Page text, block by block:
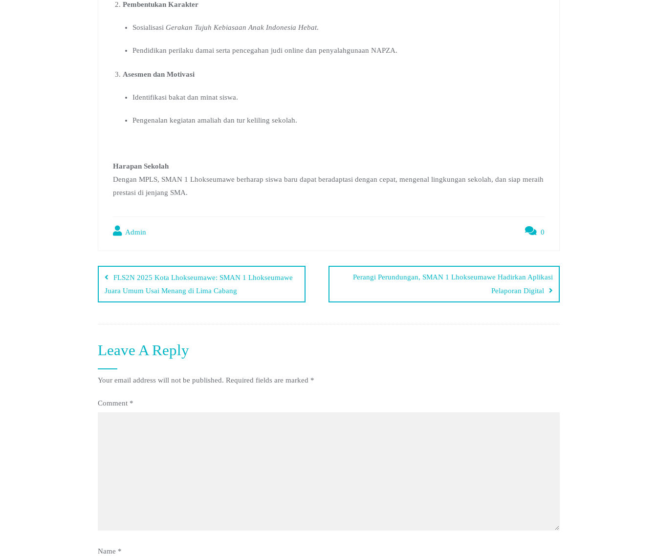
Pembentukan Karakter
Sosialisasi Gerakan Tujuh Kebiasaan Anak Indonesia Hebat.
Pendidikan perilaku damai serta pencegahan judi online dan penyalahgunaan NAPZA.
Asesmen dan Motivasi
Identifikasi bakat dan minat siswa.
Pengenalan kegiatan amaliah dan tur keliling sekolah.
Harapan Sekolah
Dengan MPLS, SMAN 1 Lhokseumawe berharap siswa baru dapat beradaptasi dengan cepat, mengenal lingkungan sekolah, dan siap meraih
prestasi di jenjang SMA.
Admin 0
FLS2N 2025 Kota Lhokseumawe: SMAN 1 Lhokseumawe
Juara Umum Usai Menang di Lima Cabang
Perangi Perundungan, SMAN 1 Lhokseumawe Hadirkan Aplikasi
Pelaporan Digital
Leave A Reply
Your email address will not be published. Required fields are marked *
Comment *
Name *